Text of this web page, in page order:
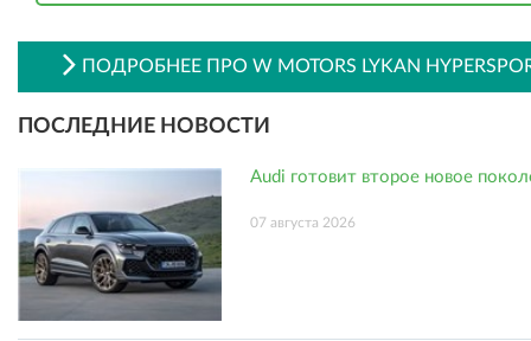
ПОДРОБНЕЕ ПРО W MOTORS LYKAN
ПОСЛЕДНИЕ НОВОСТИ
Audi готовит второе новое
07 августа 2026